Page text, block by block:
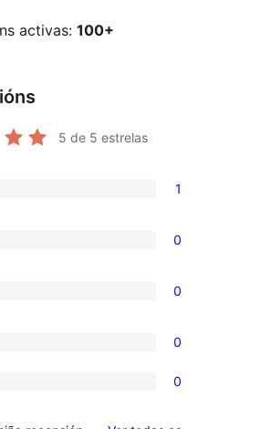
activas: 100+
5 de 5 estrelas
1
0
0
0
0